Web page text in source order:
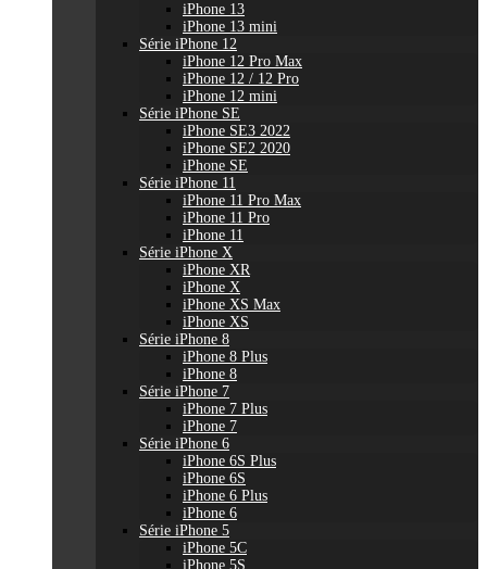
iPhone 13
iPhone 13 mini
Série iPhone 12
iPhone 12 Pro Max
iPhone 12 / 12 Pro
iPhone 12 mini
Série iPhone SE
iPhone SE3 2022
iPhone SE2 2020
iPhone SE
Série iPhone 11
iPhone 11 Pro Max
iPhone 11 Pro
iPhone 11
Série iPhone X
iPhone XR
iPhone X
iPhone XS Max
iPhone XS
Série iPhone 8
iPhone 8 Plus
iPhone 8
Série iPhone 7
iPhone 7 Plus
iPhone 7
Série iPhone 6
iPhone 6S Plus
iPhone 6S
iPhone 6 Plus
iPhone 6
Série iPhone 5
iPhone 5C
iPhone 5S